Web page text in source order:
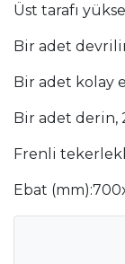
Üst tarafı
Bir adet
Bir adet kolay
Bir adet derin,
Frenli
Ebat